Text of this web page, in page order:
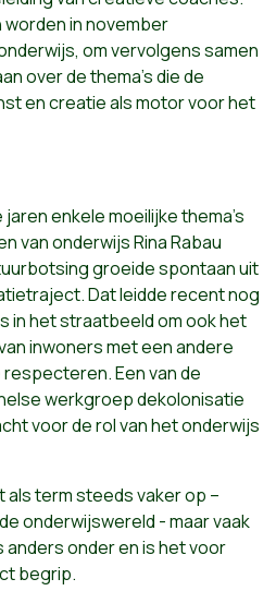
in november
om vervolgens samen
over de thema’s die de
en creatie als motor voor het
enkele moeilijke thema’s
van onderwijs Rina Rabau
groeide spontaan uit
Dat leidde recent nog
in het straatbeeld om ook het
inwoners met een andere
Een van de
werkgroep dekolonisatie
voor de rol van het onderwijs
als term steeds vaker op –
onderwijswereld - maar vaak
onder en is het voor
begrip.